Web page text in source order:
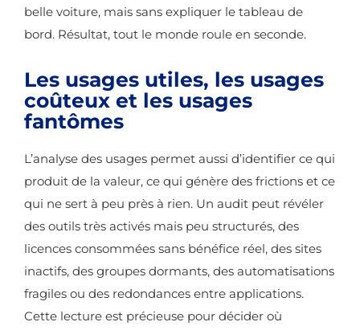
belle voiture, mais sans expliquer le tableau de
bord. Résultat, tout le monde roule en seconde.
Les usages utiles, les usages
coûteux et les usages
fantômes
L’analyse des usages permet aussi d’identifier ce qui
produit de la valeur, ce qui génère des frictions et ce
qui ne sert à peu près à rien. Un audit peut révéler
des outils très activés mais peu structurés, des
licences consommées sans bénéfice réel, des sites
inactifs, des groupes dormants, des automatisations
fragiles ou des redondances entre applications.
Cette lecture est précieuse pour décider où